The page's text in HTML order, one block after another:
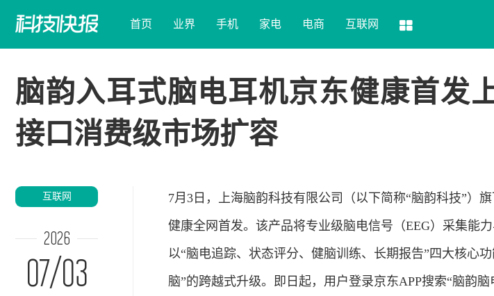
首页 业界 手机 家电 电商 互联网
脑韵入耳式脑电耳机京东健康首发
接口消费级市场扩容
互联网
2026
07/03
7月3日，上海脑韵科技有限公司（以下简称“脑韵科技”）
健康全网首发。该产品将专业级脑电信号（EEG）采集能
以“脑电追踪、状态评分、健脑训练、长期报告”四大核心
脑”的跨越式升级。即日起，用户登录京东APP搜索“脑韵脑